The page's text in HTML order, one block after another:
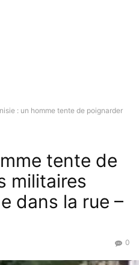
: un homme tente de poignarder
tente de
militaires
dans la rue –
0